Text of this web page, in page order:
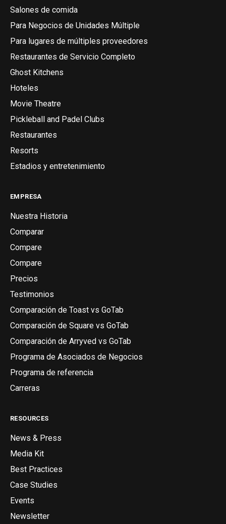
Salones de comida
Para Negocios de Unidades Múltiple
Para lugares de múltiples proveedores
Restaurantes de Servicio Completo
Ghost Kitchens
Hoteles
Movie Theatre
Pickleball and Padel Clubs
Restaurantes
Resorts
Estadios y entretenimiento
EMPRESA
Nuestra Historia
Comparar
Compare
Compare
Precios
Testimonios
Comparación de Toast vs GoTab
Comparación de Square vs GoTab
Comparación de Arryved vs GoTab
Programa de Asociados de Negocios
Programa de referencia
Carreras
RESOURCES
News & Press
Media Kit
Best Practices
Case Studies
Events
Newsletter